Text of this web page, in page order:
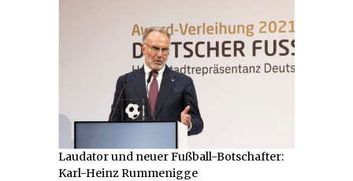
Laudator und neuer Fußball-Botschafter:
Karl-Heinz Rummenigge